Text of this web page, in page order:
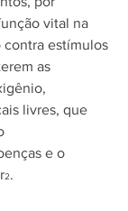
vital na
contra estímulos
as
livres, que
e o
2.